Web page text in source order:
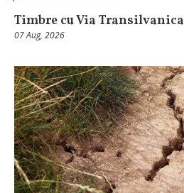
Timbre cu Via Transilvanica
07 Aug, 2026